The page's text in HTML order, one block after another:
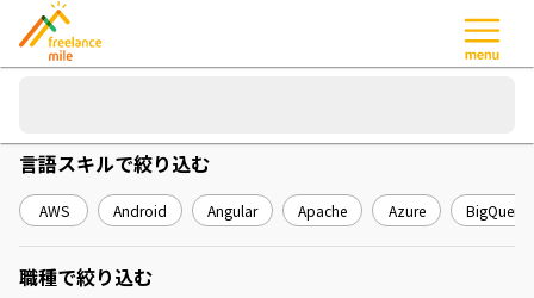
言語スキルで絞り込む
AWS Android Angular Apache Azure BigQuery
職種で絞り込む